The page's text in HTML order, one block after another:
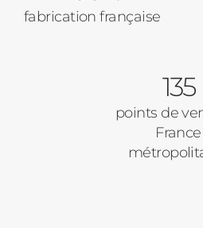
fabrication française
135
points de
France